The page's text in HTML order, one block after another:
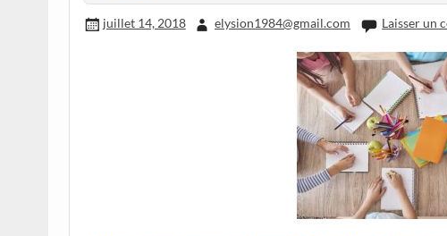
juillet 14, 2018 elysion1984@gmail.com Laisser un